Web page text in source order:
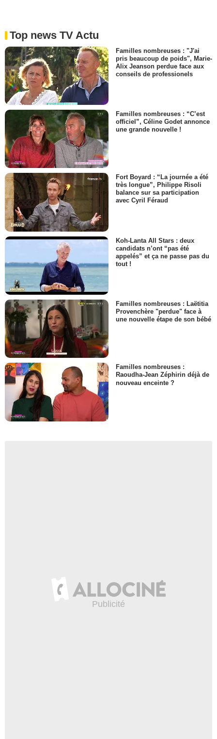
Top news TV Actu
Familles nombreuses : "J'ai
pris beaucoup de poids", Marie-
Alix Jeanson perdue face aux
conseils de professionels
Familles nombreuses : “C’est
officiel”, Céline Godet annonce
une grande nouvelle !
Fort Boyard : “La journée a été
très longue”, Philippe Risoli
balance sur sa participation
avec Cyril Féraud
Koh-Lanta All Stars : deux
candidats n’ont “pas été
appelés” et ça ne passe pas du
tout !
Familles nombreuses : Laëtitia
Provenchère "perdue" face à
une nouvelle étape de son bébé
Familles nombreuses :
Raoudha-Jean Zéphirin déjà de
nouveau enceinte ?